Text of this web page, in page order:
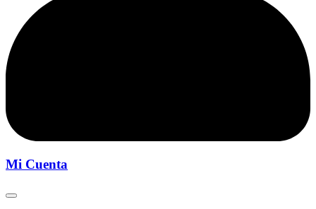
Mi Cuenta